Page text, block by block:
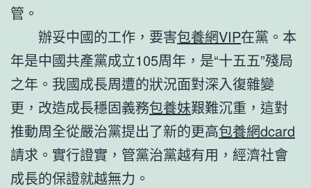
管。
辦妥中國的工作，要害包養網VIP在黨。本
年是中國共產黨成立105周年，是“十五五”殘局
之年。我國成長周遭的狀況面對深入復雜變
更，改造成長穩固義務包養妹艱難沉重，這對
推動周全從嚴治黨提出了新的更高包養網dcard
請求。實行證實，管黨治黨越有用，經濟社會
成長的保證就越無力。